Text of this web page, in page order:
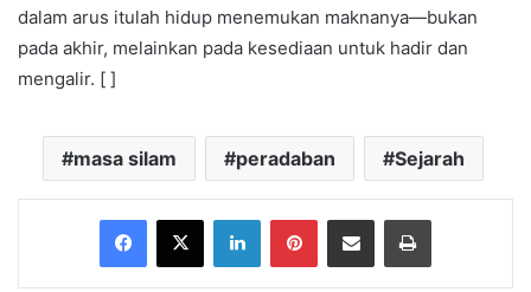
dalam arus itulah hidup menemukan maknanya—bukan
pada akhir, melainkan pada kesediaan untuk hadir dan
mengalir. [ ]
masa silam peradaban Sejarah
Facebook
X LinkedInPinterestShare via Email Print